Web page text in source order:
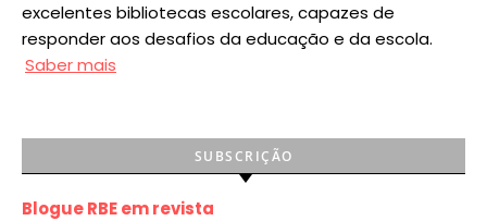
excelentes bibliotecas escolares, capazes de
responder aos desafios da educação e da escola.
Saber mais
SUBSCRIÇÃO
Blogue RBE em revista